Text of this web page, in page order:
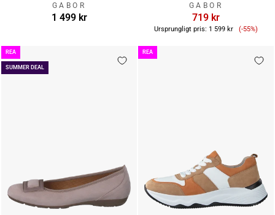
GABOR
1 499 kr
GABOR
719 kr
Ursprungligt pris: 1 599 kr Reapris
(-55%)
SUMMER DEAL
REA REA